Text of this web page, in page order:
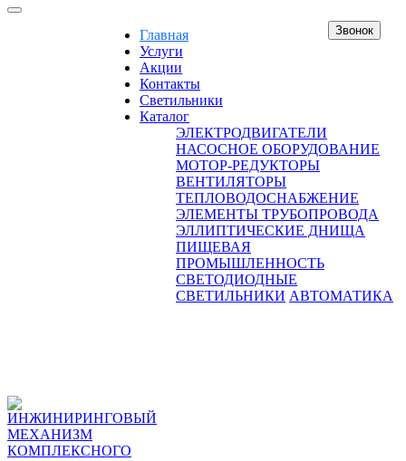
Главная
Услуги
Акции
Контакты
Светильники
Каталог
ЭЛЕКТРОДВИГАТЕЛИ
НАСОСНОЕ ОБОРУДОВАНИЕ
МОТОР-РЕДУКТОРЫ
ВЕНТИЛЯТОРЫ
ТЕПЛОВОДОСНАБЖЕНИЕ
ЭЛЕМЕНТЫ ТРУБОПРОВОДА
ЭЛЛИПТИЧЕСКИЕ ДНИЩА
ПИЩЕВАЯ
ПРОМЫШЛЕННОСТЬ
СВЕТОДИОДНЫЕ
СВЕТИЛЬНИКИ АВТОМАТИКА
Звонок